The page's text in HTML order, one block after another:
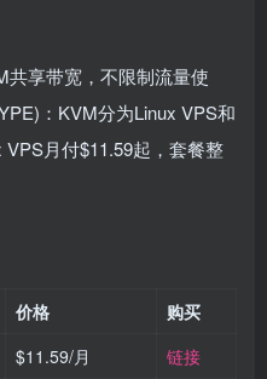
共享带宽，不限制流量使
：KVM分为Linux VPS和
月付$11.59起，套餐整
价格
购买
$11.59/月
链接